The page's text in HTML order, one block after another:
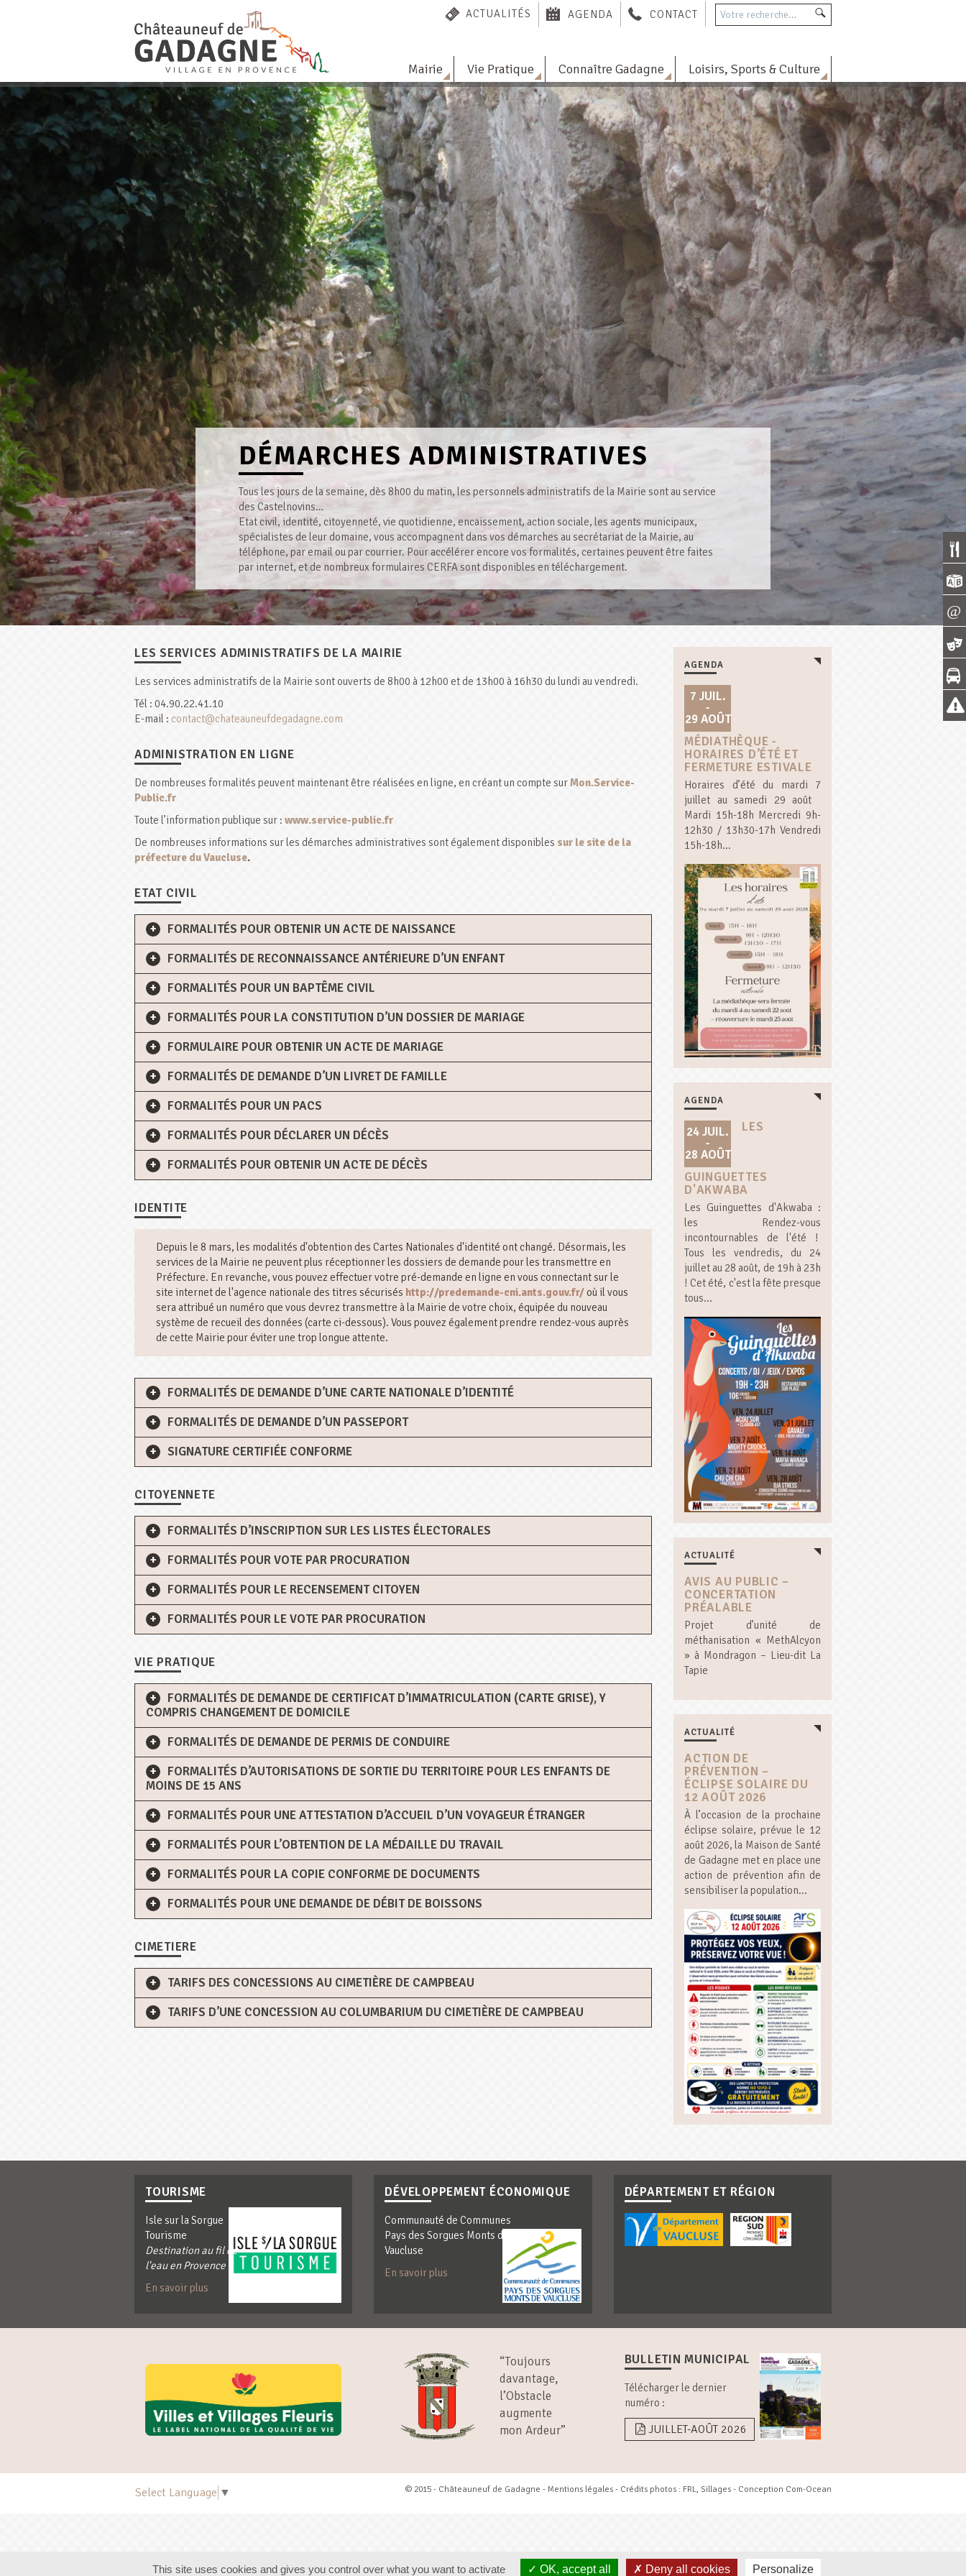
ACTUALITÉS AGENDA CONTACT
Mairie Vie Pratique Connaître Gadagne Loisirs, Sports & Culture
DÉMARCHES ADMINISTRATIVES
Tous les jours de la semaine, dès 8h00 du matin, les personnels administratifs de la Mairie sont au service
des Castelnovins…
Etat civil, identité, citoyenneté, vie quotidienne, encaissement, action sociale, les agents municipaux,
spécialistes de leur domaine, vous accompagnent dans vos démarches au secrétariat de la Mairie, au
téléphone, par email ou par courrier. Pour accélérer encore vos formalités, certaines peuvent être faites
par internet, et de nombreux formulaires CERFA sont disponibles en téléchargement.
LES SERVICES ADMINISTRATIFS DE LA MAIRIE
Les services administratifs de la Mairie sont ouverts de 8h00 à 12h00 et de 13h00 à 16h30 du lundi au vendredi.
Tél : 04.90.22.41.10
E-mail : contact@chateauneufdegadagne.com
ADMINISTRATION EN LIGNE
De nombreuses formalités peuvent maintenant être réalisées en ligne, en créant un compte surMon.Service-
Public.fr
Toute l’information publique sur : www.service-public.fr
De nombreuses informations sur les démarches administratives sont également disponibles sur le site de la
préfecture du Vaucluse.
ETAT CIVIL
FORMALITÉS POUR OBTENIR UN ACTE DE NAISSANCE
FORMALITÉS DE RECONNAISSANCE ANTÉRIEURE D’UN ENFANT
FORMALITÉS POUR UN BAPTÊME CIVIL
FORMALITÉS POUR LA CONSTITUTION D’UN DOSSIER DE MARIAGE
FORMULAIRE POUR OBTENIR UN ACTE DE MARIAGE
FORMALITÉS DE DEMANDE D’UN LIVRET DE FAMILLE
FORMALITÉS POUR UN PACS
FORMALITÉS POUR DÉCLARER UN DÉCÈS
FORMALITÉS POUR OBTENIR UN ACTE DE DÉCÈS
IDENTITE
Depuis le 8 mars, les modalités d'obtention des Cartes Nationales d'identité ont changé. Désormais, les
services de la Mairie ne peuvent plus réceptionner les dossiers de demande pour les transmettre en
Préfecture. En revanche, vous pouvez effectuer votre pré-demande en ligne en vous connectant sur le
site internet de l'agence nationale des titres sécurisés http://predemande-cni.ants.gouv.fr/ où il vous
sera attribué un numéro que vous devrez transmettre à la Mairie de votre choix, équipée du nouveau
système de recueil des données (carte ci-dessous). Vous pouvez également prendre rendez-vous auprès
de cette Mairie pour éviter une trop longue attente.
FORMALITÉS DE DEMANDE D’UNE CARTE NATIONALE D’IDENTITÉ
FORMALITÉS DE DEMANDE D’UN PASSEPORT
SIGNATURE CERTIFIÉE CONFORME
CITOYENNETE
FORMALITÉS D’INSCRIPTION SUR LES LISTES ÉLECTORALES
FORMALITÉS POUR VOTE PAR PROCURATION
FORMALITÉS POUR LE RECENSEMENT CITOYEN
FORMALITÉS POUR LE VOTE PAR PROCURATION
VIE PRATIQUE
FORMALITÉS DE DEMANDE DE CERTIFICAT D’IMMATRICULATION (CARTE GRISE), Y
COMPRIS CHANGEMENT DE DOMICILE
FORMALITÉS DE DEMANDE DE PERMIS DE CONDUIRE
FORMALITÉS D’AUTORISATIONS DE SORTIE DU TERRITOIRE POUR LES ENFANTS DE
MOINS DE 15 ANS
FORMALITÉS POUR UNE ATTESTATION D’ACCUEIL D’UN VOYAGEUR ÉTRANGER
FORMALITÉS POUR L’OBTENTION DE LA MÉDAILLE DU TRAVAIL
FORMALITÉS POUR LA COPIE CONFORME DE DOCUMENTS
FORMALITÉS POUR UNE DEMANDE DE DÉBIT DE BOISSONS
CIMETIERE
TARIFS DES CONCESSIONS AU CIMETIÈRE DE CAMPBEAU
TARIFS D’UNE CONCESSION AU COLUMBARIUM DU CIMETIÈRE DE CAMPBEAU
AGENDA
7 JUIL.
-
29 AOÛT
MÉDIATHÈQUE -
HORAIRES D’ÉTÉ ET
FERMETURE ESTIVALE
Horaires d’été du mardi 7
juillet au samedi 29 août
Mardi 15h-18h Mercredi 9h-
12h30 / 13h30-17h Vendredi
15h-18h...
AGENDA
24 JUIL.
-
28 AOÛT
LES
GUINGUETTES
D'AKWABA
Les Guinguettes d'Akwaba :
les Rendez-vous
incontournables de l'été !
Tous les vendredis, du 24
juillet au 28 août, de 19h à 23h
! Cet été, c'est la fête presque
tous...
ACTUALITÉ
AVIS AU PUBLIC –
CONCERTATION
PRÉALABLE
Projet d’unité de
méthanisation « MethAlcyon
» à Mondragon – Lieu-dit La
Tapie
ACTUALITÉ
ACTION DE
PRÉVENTION –
ÉCLIPSE SOLAIRE DU
12 AOÛT 2026
À l’occasion de la prochaine
éclipse solaire, prévue le 12
août 2026, la Maison de Santé
de Gadagne met en place une
action de prévention afin de
sensibiliser la population...
TOURISME
Isle sur la Sorgue
Tourisme
Destination au fil de
l'eau en Provence
En savoir plus
DÉVELOPPEMENT ÉCONOMIQUE
Communauté de Communes
Pays des Sorgues Monts de
Vaucluse
En savoir plus
DÉPARTEMENT ET RÉGION
BULLETIN MUNICIPAL
Télécharger le dernier
numéro :
JUILLET-AOÛT 2026
“Toujours
davantage,
l’Obstacle
augmente
mon Ardeur”
Select Language ▼ © 2015 - Châteauneuf de Gadagne - Mentions légales - Crédits photos : FRL, Sillages - Conception Com-Ocean
This site uses cookies and gives you control over what you want to activate OK, accept all Deny all cookies Personalize